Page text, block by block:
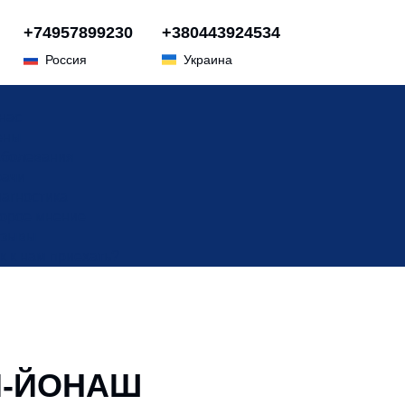
+74957899230
Россия
+380443924534
Украина
ЙОНАШ